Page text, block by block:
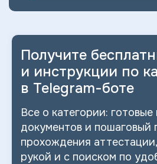
Получите
и инструкции по
в Telegram-боте
Все о категории:
документов и пошаговый
прохождения
рукой и с поиском по